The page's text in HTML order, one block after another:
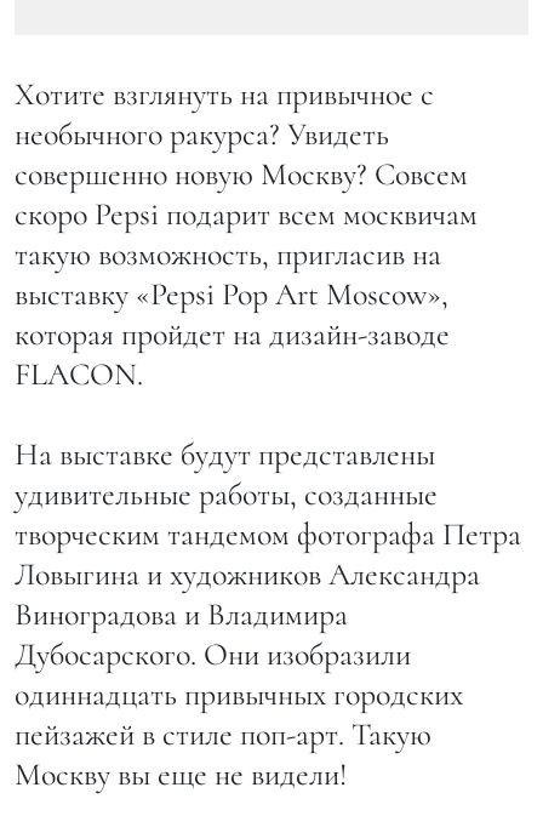
Хотите взглянуть на привычное с
необычного ракурса? Увидеть
совершенно новую Москву? Совсем
скоро Pepsi подарит всем москвичам
такую возможность, пригласив на
выставку «Pepsi Pop Art Moscow»,
которая пройдет на дизайн-заводе
FLACON.
На выставке будут представлены
удивительные работы, созданные
творческим тандемом фотографа Петра
Ловыгина и художников Александра
Виноградова и Владимира
Дубосарского. Они изобразили
одиннадцать привычных городских
пейзажей в стиле поп-арт. Такую
Москву вы еще не видели!